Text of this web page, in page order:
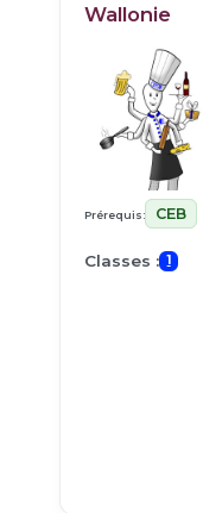
Wallonie
Prérequis: CEB
Classes : 1